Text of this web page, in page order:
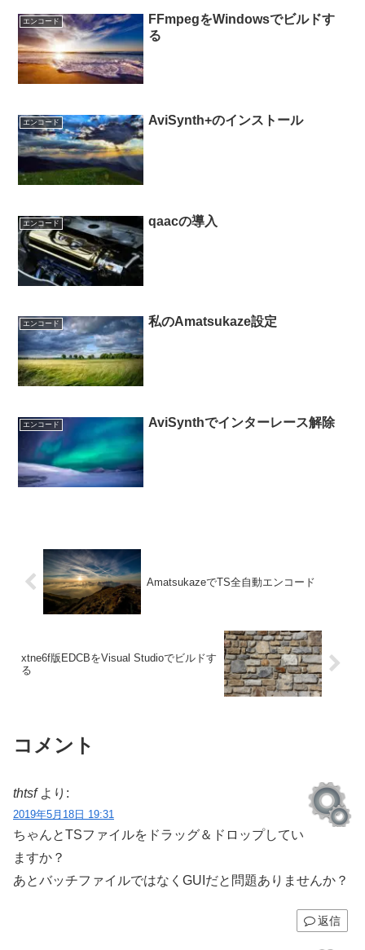
エンコード
FFmpegをWindowsでビルドす
る
エンコード AviSynth+のインストール
エンコード qaacの導入
エンコード 私のAmatsukaze設定
エンコード AviSynthでインターレース解除
AmatsukazeでTS全自動エンコード
xtne6f版EDCBをVisual Studioでビルドす
る
コメント
thtsf より:
2019年5月18日 19:31
ちゃんとTSファイルをドラッグ＆ドロップしてい
ますか？
あとバッチファイルではなくGUIだと問題ありませんか？
返信